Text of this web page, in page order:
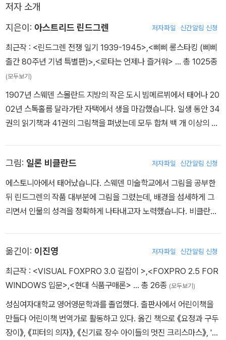
로 원수지간인 또 다른 산적 무리에서 빠져나온 소년 비르크를 발견
한다. 지독한 산적질로 악당이라 불리는 소년의 앞이지만, 로냐는 겁
려고만 하는 산적 어른들과 사나운 숲속 요괴 비트로나, 인간을 보면
물어뜯고 약탈해 대는 회색 난쟁이를 피해 다니며, 여태껏 느껴 본 적
없는 새로운 세상, 그리고 감정과 마주한다. 시간이 갈수록 로냐는 이
숲에서 가장 위험한 건, 목숨과도 같은 소중한 우정을 잃어버리는 일
이라는 걸 알게 된다. 그러나 어느 날 둘이 만난다는 사실이 들통나게
되고, 로냐의 아버지는 비르크를 납치한다. 아버지의 정의롭지 않은
되지만, 로냐는 아버지와 함께 있을 수 없다며 비르크와 함께 곰이 사
는 동굴로 들어가 버린다. 과연 로냐는 아버지를 용서하고, 비르크와
의 우정도 지킬 수 있을까?
저자 소개
지은이: 아스트리드 린드그렌 저자파일 신간알림 신청
최근작 : <린드그렌 전쟁 일기 1939-1945> <삐삐 롱스타킹 (삐삐
출간 80주년 기념 특별판)> <로타는 언제나 즐거워> … 총 1025종
(모두보기)
1907년 스웨덴 스몰란드 지방의 작은 도시 빔메르뷔에서 태어나 20
02년 스톡홀름 달라가탄 자택에서 생을 마감했습니다. 일생 동안 34
권의 읽기책과 41권의 그림책을 펴냈는데 모두 합쳐 백 개 이상의 언
지고 있고, ‘어린이책의 노벨상’으로 불리는 한스 크리스티안 안데르
센 상, 스웨덴 아카데미 대상 등 많은 상을 수상했으며, 영화와 텔레비
전 드라마로 제작되어 세계 여러 나라에 방영되었습니다. 린드그렌은
어린이와 여성, 동물과 같이 약하고 억압받는 존재들을 위해 힘껏 목
지하고 그들에게 가해지는 폭력에 대해 강하게 비판했습니다. 그녀
자신이 여성으로서 또 미혼모로서 사회적 폭력에 부딪친 젊은 시절을
로하는 언어로 승화시켰습니다. 린드그렌은 1980년대 후반 수의사
크리스티나 포르슬룬드(Kristina Forslund)와 함께 스웨덴의 여러
일간지에 공장식 축산을 비판하는 기고문을 실었고, 동물에 대한 더
나은 대우를 요구하는 캠페인을 벌였습니다. 결국 이들의 활동은 후
에 ‘린드그렌 법(Lex Lindgren)’이라고도 불리게 된 법의 제정으로
그림: 일론 비클란드 저자파일 신간알림 신청
에스토니아에서 태어났습니다. 스웨덴 미술학교에서 그림을 공부한
뒤 린드그렌의 작품 대부분에 그림을 그렸는데, 배경을 섬세하게 그
리면서 인물의 성격을 정확하게 나타내고자 노력했습니다. 비클란드
분위기부터 어두운 심연까지 다양한 면을 지닌 것으로 평가받으며 여
러 상을 수상했습니다.
옮긴이: 이진영 저자파일 신간알림 신청
최근작 : <VISUAL FOXPRO 3.0 길잡이 > <FOXPRO 2.5 FOR
WINDOWS 입문> <현대 식품구매론> … 총 26종 (모두보기)
성심여자대학교 영어영문학과를 졸업했다. 출판사에서 어린이책을
만들다 어린이책 번역가로 활동하고 있다. 옮긴 책으로 《요정과 구두
장이》, 《피터의 의자》, 《신기료 장수 아이들의 멋진 크리스마스》, '앵